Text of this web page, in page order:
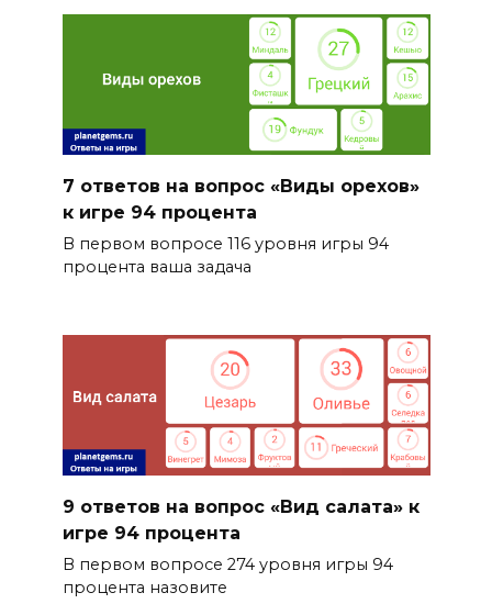
7 ответов на вопрос «Виды орехов»
к игре 94 процента
В первом вопросе 116 уровня игры 94
процента ваша задача
9 ответов на вопрос «Вид салата» к
игре 94 процента
В первом вопросе 274 уровня игры 94
процента назовите